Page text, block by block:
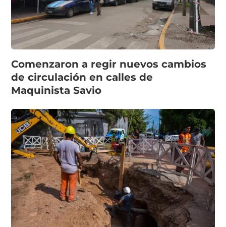
Comenzaron a regir nuevos cambios
de circulación en calles de
Maquinista Savio